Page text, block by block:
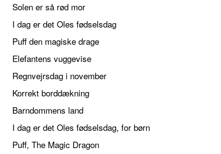
Solen er så rød mor
I dag er det Oles fødselsdag
Puff den magiske drage
Elefantens vuggevise
Regnvejrsdag i november
Korrekt borddækning
Barndommens land
I dag er det Oles fødselsdag, for børn
Puff, The Magic Dragon